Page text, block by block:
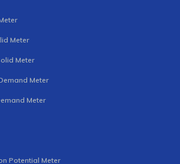
Meter
Meter
Meter
Meter
Potential Meter